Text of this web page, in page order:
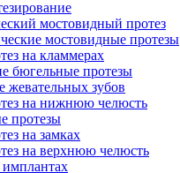
мостовидный протез
мостовидные протезы
на кламмерах
бюгельные протезы
жевательных зубов
на нижнюю челюсть
протезы
на замках
на верхнюю челюсть